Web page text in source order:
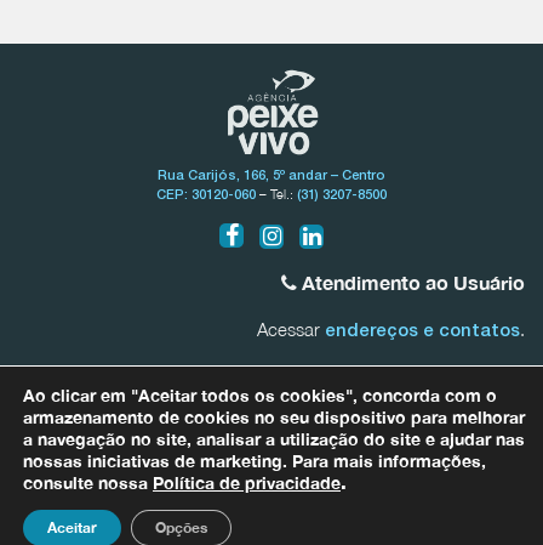
Rua Carijós, 166, 5º andar – Centro
CEP: 30120-060 – Tel.: (31) 3207-8500
Atendimento ao Usuário
Acessar endereços e contatos.
0800.031.1607
Bacias Afluentes Mineiras do Rio São Francisco0800.031.1608
Para quaisquer informações relacionadas a dados pessoais entre em
contato com nosso Encarregado de Proteção de Dados (DPO) por meio
Ao clicar em "Aceitar todos os cookies", concorda com o
armazenamento de cookies no seu dispositivo para melhorar
a navegação no site, analisar a utilização do site e ajudar nas
nossas iniciativas de marketing. Para mais informações,
consulte nossa Política de privacidade.
Aceitar Opções